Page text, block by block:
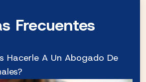
Frecuentes
Hacerle A Un Abogado De